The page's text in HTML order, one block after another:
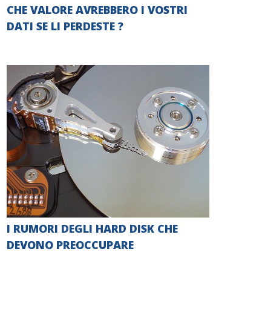
CHE VALORE AVREBBERO I VOSTRI
DATI SE LI PERDESTE ?
I RUMORI DEGLI HARD DISK CHE
DEVONO PREOCCUPARE